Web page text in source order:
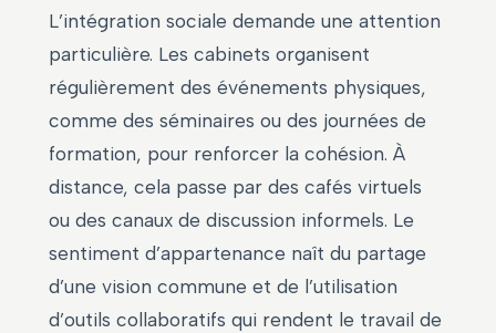
L’intégration sociale demande une attention
particulière. Les cabinets organisent
régulièrement des événements physiques,
comme des séminaires ou des journées de
formation, pour renforcer la cohésion. À
distance, cela passe par des cafés virtuels
ou des canaux de discussion informels. Le
sentiment d’appartenance naît du partage
d’une vision commune et de l’utilisation
d’outils collaboratifs qui rendent le travail de